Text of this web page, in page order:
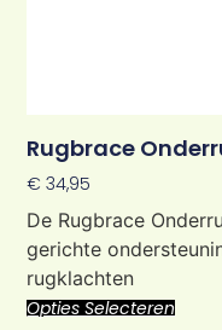
Rugbrace
€ 34,95
De Rugbrace
gerichte
rugklachten
Opties Selecteren